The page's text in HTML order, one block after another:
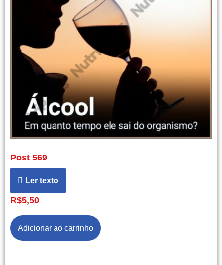
Post 569
Ler texto
R$5,50
Adicionar ao carrinho